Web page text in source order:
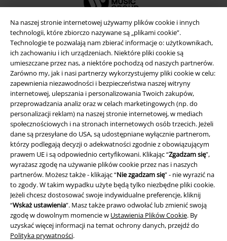
Na naszej stronie internetowej używamy plików cookie i innych
technologii, które zbiorczo nazywane są „plikami cookie”.
Technologie te pozwalają nam zbierać informacje o: użytkownikach,
ich zachowaniu i ich urządzeniach. Niektóre pliki cookie są
umieszczane przez nas, a niektóre pochodzą od naszych partnerów.
Zarówno my, jak i nasi partnerzy wykorzystujemy pliki cookie w celu:
zapewnienia niezawodności i bezpieczeństwa naszej witryny
internetowej, ulepszania i personalizowania Twoich zakupów,
przeprowadzania analiz oraz w celach marketingowych (np. do
personalizacji reklam) na naszej stronie internetowej, w mediach
społecznościowych i na stronach internetowych osób trzecich. Jeżeli
dane są przesyłane do USA, są udostępniane wyłącznie partnerom,
którzy podlegają decyzji o adekwatności zgodnie z obowiązującym
prawem UE i są odpowiednio certyfikowani. Klikając “Zgadzam się”,
wyrażasz zgodę na używanie plików cookie przez nas i naszych
partnerów. Możesz także - klikając “Nie zgadzam się” - nie wyrazić na
to zgody. W takim wypadku użyte będą tylko niezbędne pliki cookie.
Jeżeli chcesz dostosować swoje indywidualne preferencje, kliknij
“Wskaż ustawienia”. Masz także prawo odwołać lub zmienić swoją
zgodę w dowolnym momencie w Ustawienia Plików Cookie. By
uzyskać więcej informacji na temat ochrony danych, przejdź do
Polityka prywatności.
Informacje prawne
Regulamin
Dane firmy
Polityka prywatności
Unieszkodliwianie odpadów i ochrona środowiska
Deklaracja Zgodności